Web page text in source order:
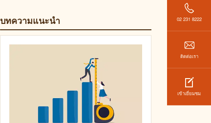
02 231 8222
ติดต่อเรา
เข้าเยี่ยมชม
บทความแนะนำ